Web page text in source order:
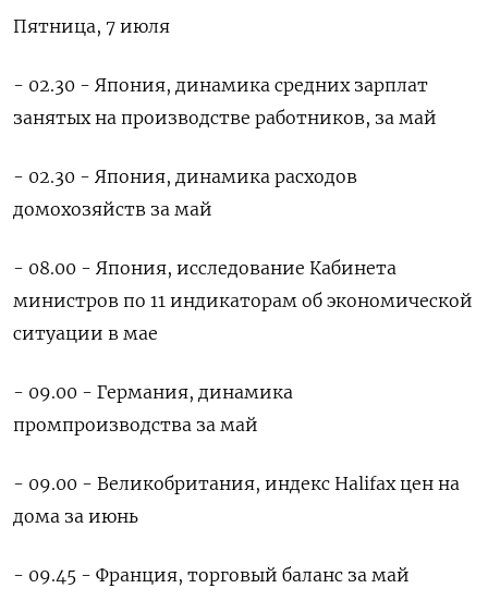
Пятница, 7 июля
- 02.30 - Япония, динамика средних зарплат
занятых на производстве работников, за май
- 02.30 - Япония, динамика расходов
домохозяйств за май
- 08.00 - Япония, исследование Кабинета
министров по 11 индикаторам об экономической
ситуации в мае
- 09.00 - Германия, динамика
промпроизводства за май
- 09.00 - Великобритания, индекс Halifax цен на
дома за июнь
- 09.45 - Франция, торговый баланс за май